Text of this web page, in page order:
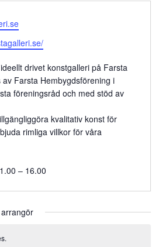
drivet konstgalleri på Farsta
Farsta Hembygdsförening i
föreningsråd och med stöd av
kvalitativ konst för
rimliga villkor för våra
– 16.00